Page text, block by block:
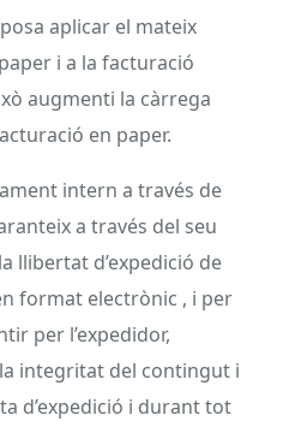
aplicar el mateix
i a la facturació
augmenti la càrrega
en paper.
intern a través de
a través del seu
llibertat d’expedició de
format electrònic , i per
per l’expedidor,
integritat del contingut i
d’expedició i durant tot